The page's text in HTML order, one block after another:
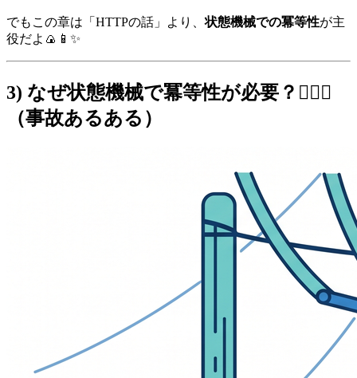
でもこの章は「HTTPの話」より、状態機械での冪等性が主
役だよ🍙📱✨
3) なぜ状態機械で冪等性が必要？😵‍💫💥
（事故あるある）